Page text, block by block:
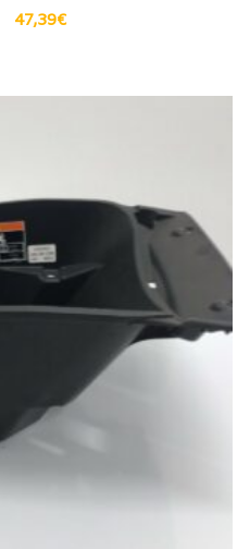
47,39€